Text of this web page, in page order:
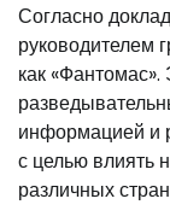
Согласно
руководителем
как
информацией и
с целью влиять
различных